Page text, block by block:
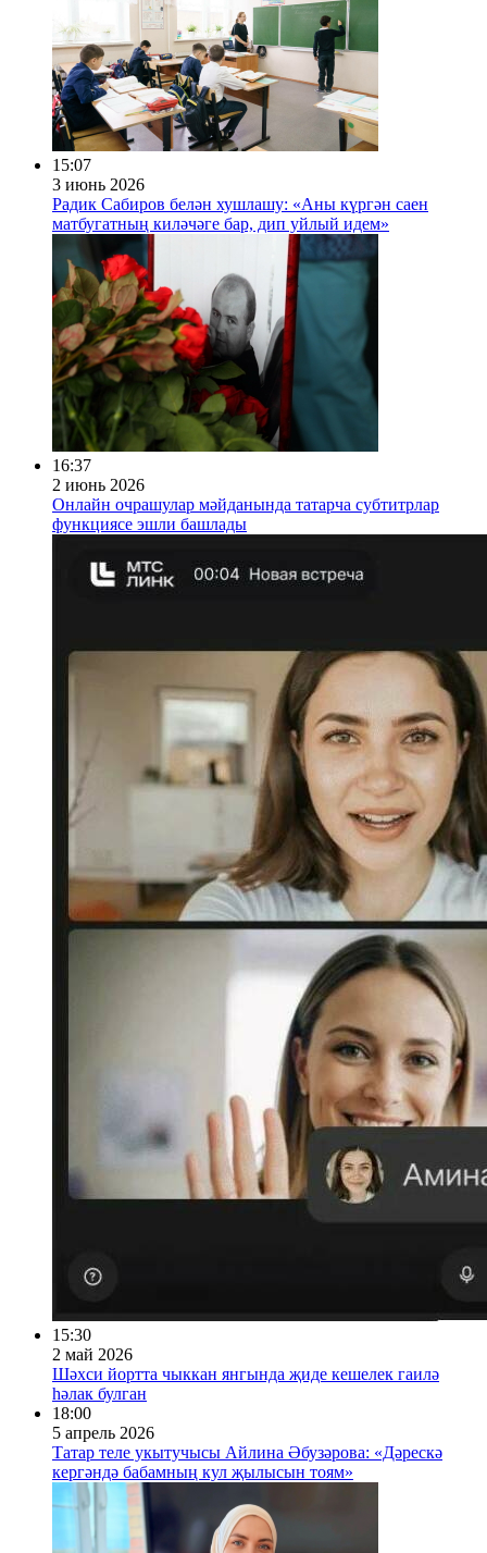
15:07
3 июнь 2026
Радик Сабиров белән хушлашу: «Аны күргән саен
матбугатның киләчәге бар, дип уйлый идем»
16:37
2 июнь 2026
Онлайн очрашулар мәйданында татарча субтитрлар
функциясе эшли башлады
15:30
2 май 2026
Шәхси йортта чыккан янгында җиде кешелек гаилә
һәлак булган
18:00
5 апрель 2026
Татар теле укытучысы Айлина Әбузәрова: «Дәрескә
кергәндә бабамның кул җылысын тоям»